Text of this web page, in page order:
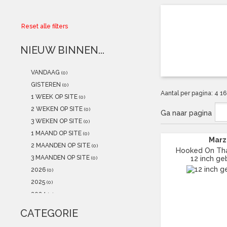
Kadobonnen
POSTERS(NEW)
Alle artikelen
Reset alle filters
NIEUW BINNEN...
VANDAAG (0)
GISTEREN (0)
1 WEEK OP SITE (0)
2 WEKEN OP SITE (0)
3 WEKEN OP SITE (0)
1 MAAND OP SITE (0)
2 MAANDEN OP SITE (0)
3 MAANDEN OP SITE (0)
2026 (0)
2025 (0)
2024 (0)
2022 (0)
CATEGORIE
Aantal per pagina: 4 16
Ga naar pagina
Marz
Hooked On
12 inch